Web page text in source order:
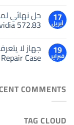
17
أبريل
حل نهائي
572.83
19
فبراير Case
COMMENTS
TAG CLOUD